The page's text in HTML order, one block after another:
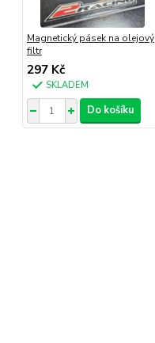
Magnetický pásek na olejový
filtr
297 Kč
SKLADEM
Do košíku